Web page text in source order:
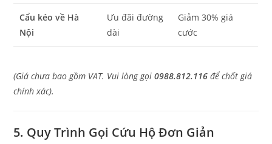
Cẩu kéo về Hà
Nội
Ưu đãi đường
dài
Giảm 30% giá
cước
(Giá chưa bao gồm VAT. Vui lòng gọi0988.812.116 để chốt giá
chính xác).
5. Quy Trình Gọi Cứu Hộ Đơn Giản